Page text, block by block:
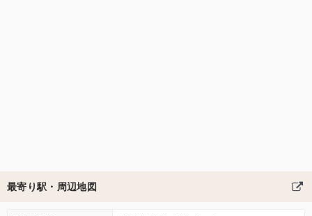
最寄り駅・周辺地図